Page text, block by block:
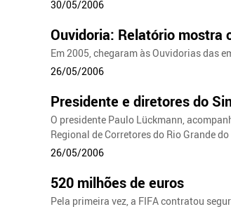
30/05/2006
Ouvidoria: Relatório mostra
Em 2005, chegaram às Ouvidorias das
26/05/2006
Presidente e diretores do
O presidente Paulo Lückmann,
Regional de Corretores do Rio Grande
26/05/2006
520 milhões de euros
Pela primeira vez, a FIFA contratou